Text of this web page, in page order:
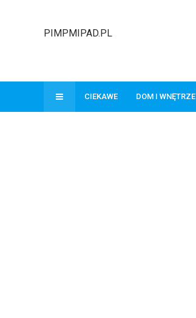
PIMPMIPAD.PL
CIEKAWE DOM I WNĘTRZE